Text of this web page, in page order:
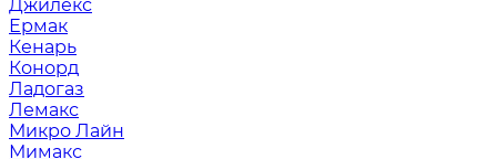
Джилекс
Ермак
Кенарь
Конорд
Ладогаз
Лемакс
Микро Лайн
Мимакс